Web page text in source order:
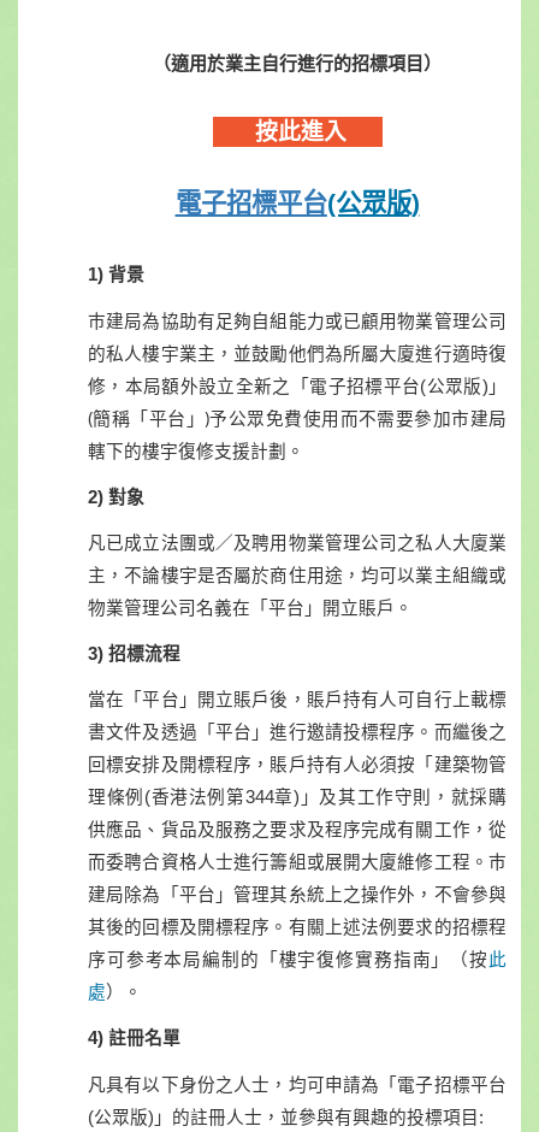
（適用於業主自行進行的招標項目 ）
按此進入
電子招標平台(公眾版)
1) 背景
巿建局為協助有足夠自組能力或已顧用物業管理公司
的私人樓宇業主，並鼓勵他們為所屬大廈進行適時復
修，本局額外設立全新之「電子招標平台(公眾版)」
(簡稱「平台」)予公眾免費使用而不需要參加市建局
轄下的樓宇復修支援計劃。
2) 對象
凡已成立法團或／及聘用物業管理公司之私人大廈業
主，不論樓宇是否屬於商住用途，均可以業主組織或
物業管理公司名義在「平台」開立賬戶。
3) 招標流程
當在「平台」開立賬戶後，賬戶持有人可自行上載標
書文件及透過「平台」進行邀請投標程序。而繼後之
回標安排及開標程序，賬戶持有人必須按「建築物管
理條例(香港法例第344章)」及其工作守則，就採購
供應品、貨品及服務之要求及程序完成有關工作，從
而委聘合資格人士進行籌組或展開大廈維修工程。巿
建局除為「平台」管理其糸統上之操作外，不會參與
其後的回標及開標程序。有關上述法例要求的招標程
序可参考本局編制的「樓宇復修實務指南」（按此
處）。
4) 註冊名單
凡具有以下身份之人士，均可申請為「電子招標平台
(公眾版)」的註冊人士，並參與有興趣的投標項目: